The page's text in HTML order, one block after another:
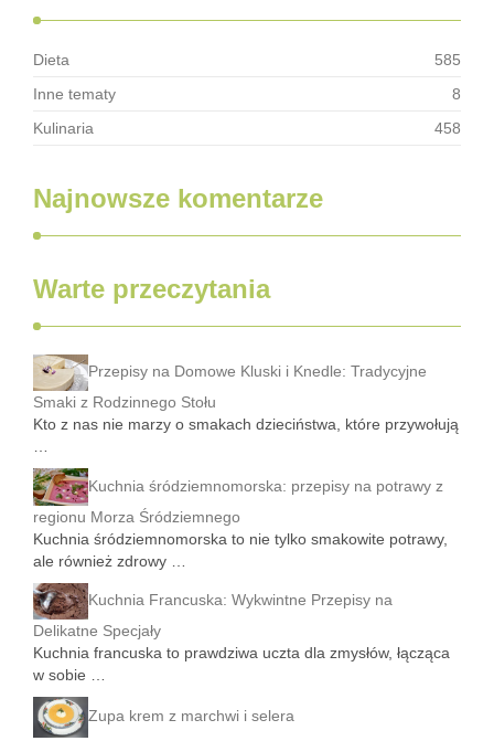
Dieta
585
Inne tematy
8
Kulinaria
458
Najnowsze komentarze
Warte przeczytania
Przepisy na Domowe Kluski i Knedle: Tradycyjne
Smaki z Rodzinnego Stołu
Kto z nas nie marzy o smakach dzieciństwa, które przywołują
…
Kuchnia śródziemnomorska: przepisy na potrawy z
regionu Morza Śródziemnego
Kuchnia śródziemnomorska to nie tylko smakowite potrawy,
ale również zdrowy …
Kuchnia Francuska: Wykwintne Przepisy na
Delikatne Specjały
Kuchnia francuska to prawdziwa uczta dla zmysłów, łącząca
w sobie …
Zupa krem z marchwi i selera